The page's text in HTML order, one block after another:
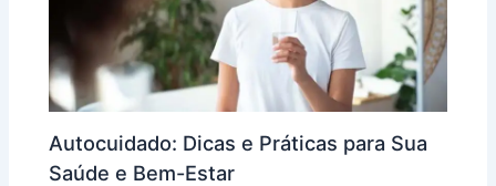
Autocuidado: Dicas e Práticas para Sua
Saúde e Bem-Estar